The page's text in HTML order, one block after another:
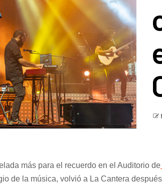
más para el recuerdo en el Auditorio de
de la música, volvió a La Cantera